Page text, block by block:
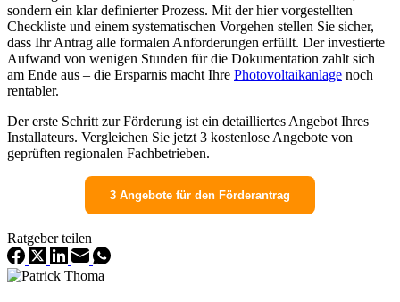
sondern ein klar definierter Prozess. Mit der hier vorgestellten
Checkliste und einem systematischen Vorgehen stellen Sie sicher,
dass Ihr Antrag alle formalen Anforderungen erfüllt. Der investierte
Aufwand von wenigen Stunden für die Dokumentation zahlt sich
am Ende aus – die Ersparnis macht Ihre Photovoltaikanlage noch
rentabler.
Der erste Schritt zur Förderung ist ein detailliertes Angebot Ihres
Installateurs. Vergleichen Sie jetzt 3 kostenlose Angebote von
geprüften regionalen Fachbetrieben.
3 Angebote für den Förderantrag
Ratgeber teilen